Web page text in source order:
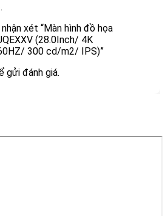
xét “Màn hình đồ họa
(28.0Inch/ 4K
300 cd/m2/ IPS)”
gửi đánh giá.